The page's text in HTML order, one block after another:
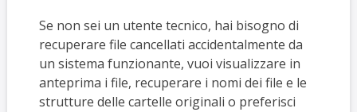
Se non sei un utente tecnico, hai bisogno di
recuperare file cancellati accidentalmente da
un sistema funzionante, vuoi visualizzare in
anteprima i file, recuperare i nomi dei file e le
strutture delle cartelle originali o preferisci